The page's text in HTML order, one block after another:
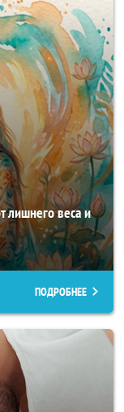
лишнего веса и
ПОДРОБНЕЕ